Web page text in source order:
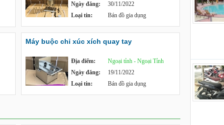
Ngày đăng:
30/11/2022
Loại tin:
Bán đồ gia dụng
Máy buộc chỉ xúc xích quay tay
Địa điểm:
Ngoại tỉnh - Ngoại Tỉnh
Ngày đăng:
19/11/2022
Loại tin:
Bán đồ gia dụng